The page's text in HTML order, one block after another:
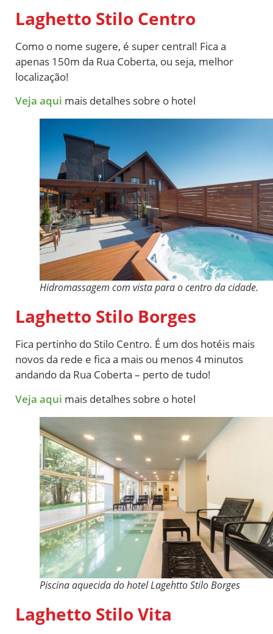
Laghetto Stilo Centro
Como o nome sugere, é super central! Fica a
apenas 150m da Rua Coberta, ou seja, melhor
localização!
Veja aqui mais detalhes sobre o hotel
Hidromassagem com vista para o centro da cidade.
Laghetto Stilo Borges
Fica pertinho do Stilo Centro. É um dos hotéis mais
novos da rede e fica a mais ou menos 4 minutos
andando da Rua Coberta – perto de tudo!
Veja aqui mais detalhes sobre o hotel
Piscina aquecida do hotel Lagehtto Stilo Borges
Laghetto Stilo Vita